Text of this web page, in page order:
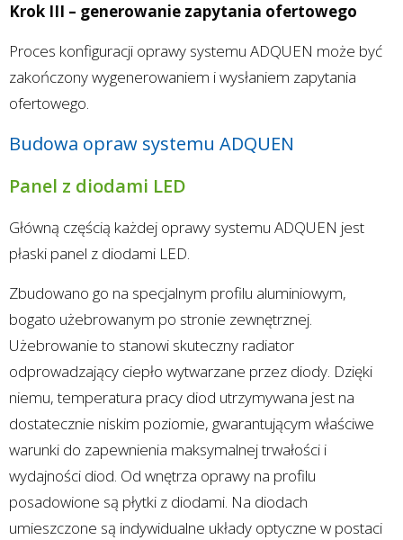
Krok III – generowanie zapytania ofertowego
Proces konfiguracji oprawy systemu ADQUEN może być
zakończony wygenerowaniem i wysłaniem zapytania
ofertowego.
Budowa opraw systemu ADQUEN
Panel z diodami LED
Główną częścią każdej oprawy systemu ADQUEN jest
płaski panel z diodami LED.
Zbudowano go na specjalnym profilu aluminiowym,
bogato użebrowanym po stronie zewnętrznej.
Użebrowanie to stanowi skuteczny radiator
odprowadzający ciepło wytwarzane przez diody. Dzięki
niemu, temperatura pracy diod utrzymywana jest na
dostatecznie niskim poziomie, gwarantującym właściwe
warunki do zapewnienia maksymalnej trwałości i
wydajności diod. Od wnętrza oprawy na profilu
posadowione są płytki z diodami. Na diodach
umieszczone są indywidualne układy optyczne w postaci